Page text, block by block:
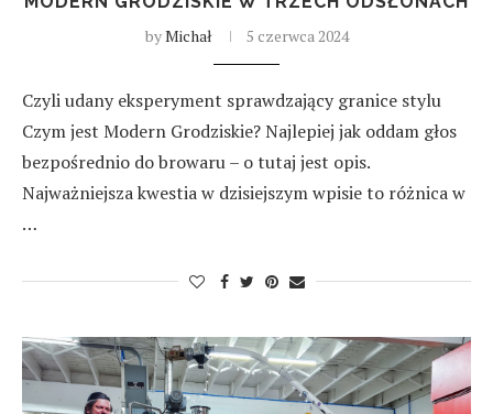
byMichał 5 czerwca 2024
Czyli udany eksperyment sprawdzający granice stylu
Czym jest Modern Grodziskie? Najlepiej jak oddam głos
bezpośrednio do browaru – o tutaj jest opis.
Najważniejsza kwestia w dzisiejszym wpisie to różnica w
…